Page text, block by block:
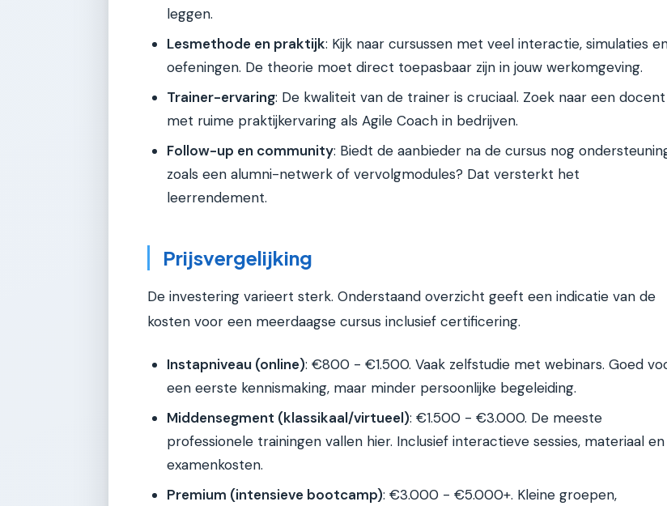
leggen.
Lesmethode en praktijk: Kijk naar cursussen met veel interactie, simulaties
oefeningen. De theorie moet direct toepasbaar zijn in jouw werkomgeving.
Trainer-ervaring: De kwaliteit van de trainer is cruciaal. Zoek naar een docent
met ruime praktijkervaring als Agile Coach in bedrijven.
Follow-up en community: Biedt de aanbieder na de cursus nog
zoals een alumni-netwerk of vervolgmodules? Dat versterkt het
leerrendement.
Prijsvergelijking
De investering varieert sterk. Onderstaand overzicht geeft een indicatie van de
kosten voor een meerdaagse cursus inclusief certificering.
Instapniveau (online): €800 - €1.500. Vaak zelfstudie met webinars. Goed
een eerste kennismaking, maar minder persoonlijke begeleiding.
Middensegment (klassikaal/virtueel): €1.500 - €3.000. De meeste
professionele trainingen vallen hier. Inclusief interactieve sessies, materiaal en
examenkosten.
Premium (intensieve bootcamp): €3.000 - €5.000+. Kleine groepen,